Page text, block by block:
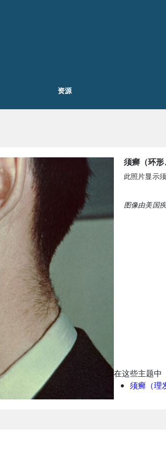
资源
须癣（环形
此照片显示
图像由美国
在这些主题中
须癣（理